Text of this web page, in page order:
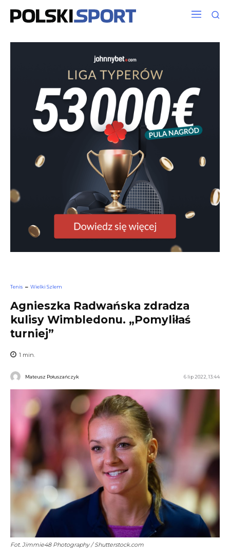
Tenis Wielki Szlem
Agnieszka Radwańska zdradza
kulisy Wimbledonu. „Pomyliłaś
turniej”
1 min.
Mateusz Połuszańczyk 6 lip 2022, 13:44
Fot. Jimmie48 Photography / Shutterstock.com